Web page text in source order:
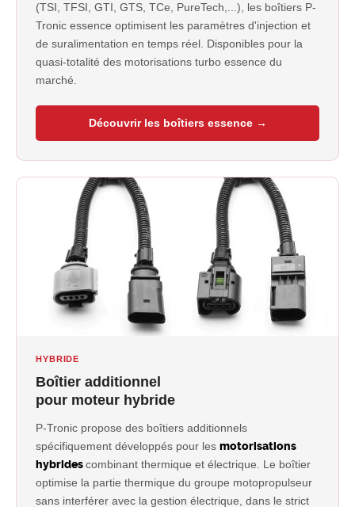
(TSI, TFSI, GTI, GTS, TCe, PureTech,...), les boîtiers P-
Tronic essence optimisent les paramètres d'injection et
de suralimentation en temps réel. Disponibles pour la
quasi-totalité des motorisations turbo essence du
marché.
Découvrir les boîtiers essence →
HYBRIDE
Boîtier additionnel
pour moteur hybride
P-Tronic propose des boîtiers additionnels
spécifiquement développés pour les motorisations
hybridescombinant thermique et électrique. Le boîtier
optimise la partie thermique du groupe motopropulseur
sans interférer avec la gestion électrique, dans le strict